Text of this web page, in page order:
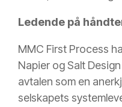
Ledende på
MMC First Process
Napier og Salt
avtalen som en
selskapets